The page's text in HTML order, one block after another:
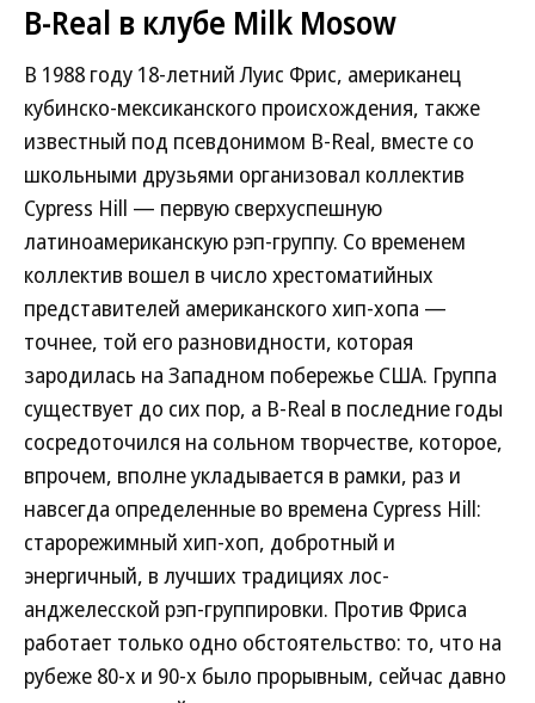
B-Real в клубе Milk Mosow
В 1988 году 18-летний Луис Фрис, американец
кубинско-мексиканского происхождения, также
известный под псевдонимом B-Real, вместе со
школьными друзьями организовал коллектив
Cypress Hill — первую сверхуспешную
латиноамериканскую рэп-группу. Со временем
коллектив вошел в число хрестоматийных
представителей американского хип-хопа —
точнее, той его разновидности, которая
зародилась на Западном побережье США. Группа
существует до сих пор, а B-Real в последние годы
сосредоточился на сольном творчестве, которое,
впрочем, вполне укладывается в рамки, раз и
навсегда определенные во времена Cypress Hill:
старорежимный хип-хоп, добротный и
энергичный, в лучших традициях лос-
анджелесской рэп-группировки. Против Фриса
работает только одно обстоятельство: то, что на
рубеже 80-х и 90-х было прорывным, сейчас давно